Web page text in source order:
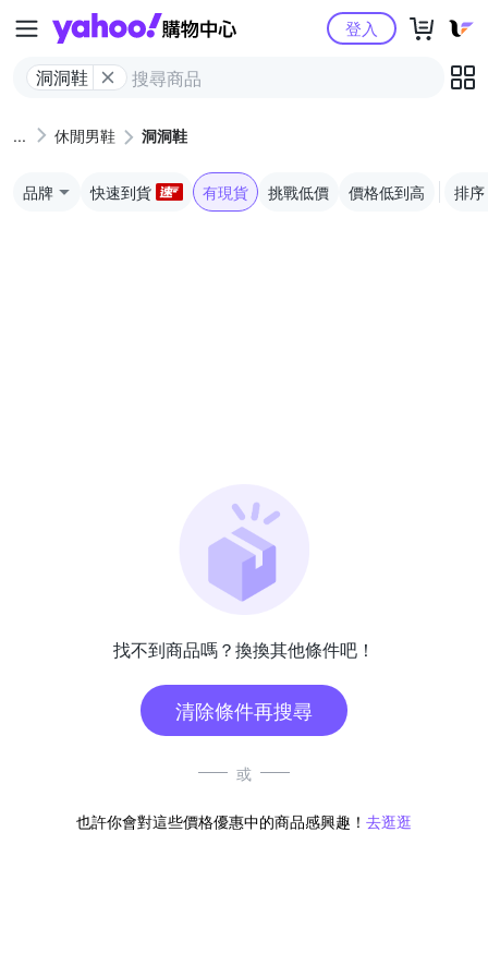
Yahoo購物中心
洞洞鞋
登入
休閒男鞋 洞洞鞋
品牌 快速到貨 有現貨 挑戰低價 價格低到高 排序
找不到商品嗎？換換其他條件吧！
清除條件再搜尋
或
也許你會對這些價格優惠中的商品感興趣！ 去逛逛